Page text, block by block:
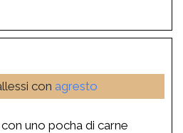
con agresto
uno pocha di carne